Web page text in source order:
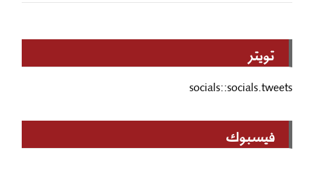
تويتر
socials::socials.tweets
فيسبوك